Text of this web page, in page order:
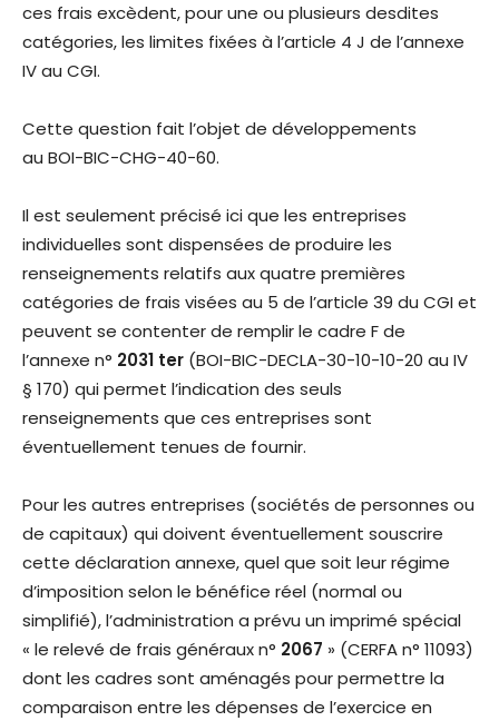
ces frais excèdent, pour une ou plusieurs desdites
catégories, les limites fixées à l’article 4 J de l’annexe
IV au CGI.
Cette question fait l’objet de développements
au BOI-BIC-CHG-40-60.
Il est seulement précisé ici que les entreprises
individuelles sont dispensées de produire les
renseignements relatifs aux quatre premières
catégories de frais visées au 5 de l’article 39 du CGI et
peuvent se contenter de remplir le cadre F de
l’annexe n° 2031 ter (BOI-BIC-DECLA-30-10-10-20 au IV
§ 170) qui permet l’indication des seuls
renseignements que ces entreprises sont
éventuellement tenues de fournir.
Pour les autres entreprises (sociétés de personnes ou
de capitaux) qui doivent éventuellement souscrire
cette déclaration annexe, quel que soit leur régime
d’imposition selon le bénéfice réel (normal ou
simplifié), l’administration a prévu un imprimé spécial
« le relevé de frais généraux n° 2067 » (CERFA n° 11093)
dont les cadres sont aménagés pour permettre la
comparaison entre les dépenses de l’exercice en